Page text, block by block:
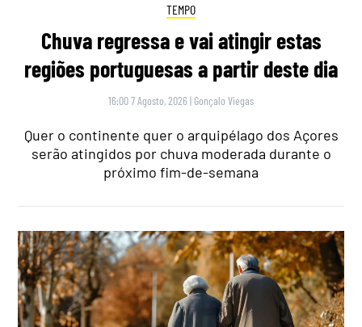
TEMPO
Chuva regressa e vai atingir estas
regiões portuguesas a partir deste dia
16:00 7 Agosto, 2026 | Gonçalo Viegas
Quer o continente quer o arquipélago dos Açores
serão atingidos por chuva moderada durante o
próximo fim-de-semana